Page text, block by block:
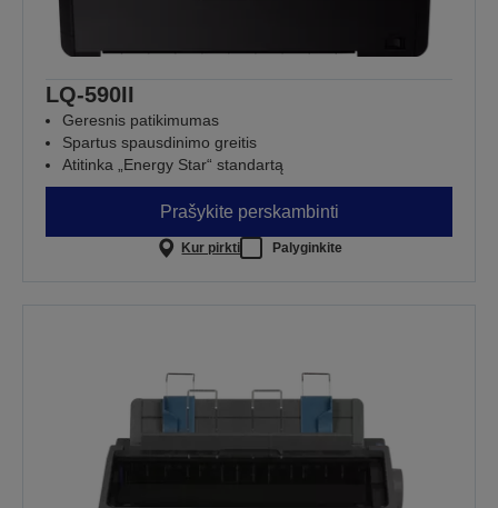
LQ-590II
Geresnis patikimumas
Spartus spausdinimo greitis
Atitinka „Energy Star“ standartą
Prašykite perskambinti
Kur pirkti Palyginkite